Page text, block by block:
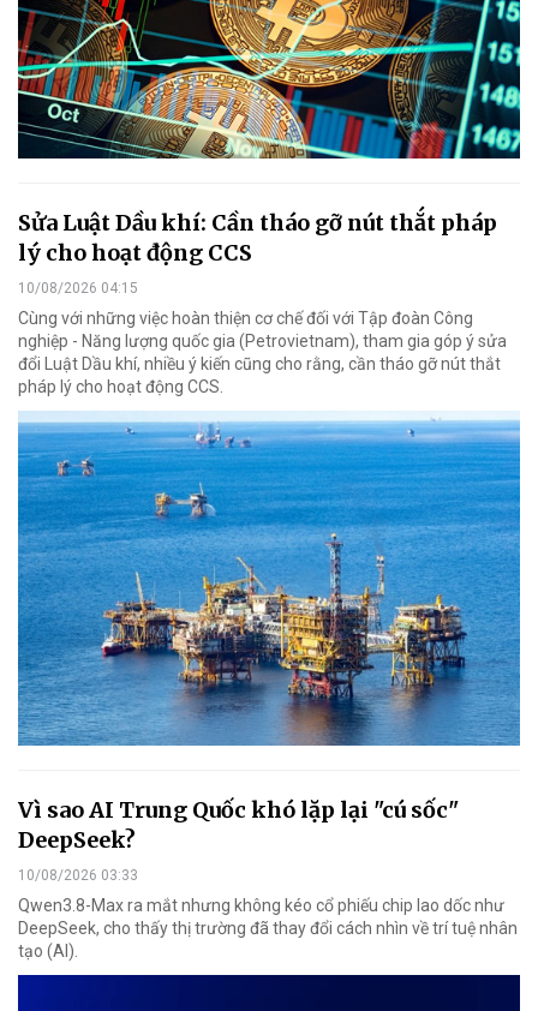
Sửa Luật Dầu khí: Cần tháo gỡ nút thắt pháp
lý cho hoạt động CCS
10/08/2026 04:15
Cùng với những việc hoàn thiện cơ chế đối với Tập đoàn Công
nghiệp - Năng lượng quốc gia (Petrovietnam), tham gia góp ý sửa
đổi Luật Dầu khí, nhiều ý kiến cũng cho rằng, cần tháo gỡ nút thắt
pháp lý cho hoạt động CCS.
Vì sao AI Trung Quốc khó lặp lại "cú sốc"
DeepSeek?
10/08/2026 03:33
Qwen3.8-Max ra mắt nhưng không kéo cổ phiếu chip lao dốc như
DeepSeek, cho thấy thị trường đã thay đổi cách nhìn về trí tuệ nhân
tạo (AI).